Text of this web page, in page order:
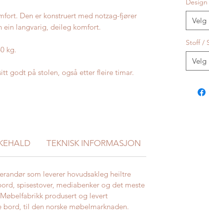
Den er konstruert med notzag-fjører
ein langvarig, deileg komfort.
kg.
godt på stolen, også etter fleire timar.
TEKNISK INFORMASJON
som leverer hovudsakleg heiltre
spisestover, mediabenker og det meste
produsert og levert
til den norske møbelmarknaden.
Design
Velg
Stoff /
Velg